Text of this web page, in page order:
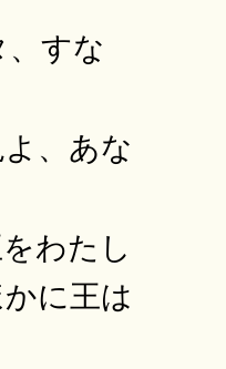
すな
、あな
わたし
に王は